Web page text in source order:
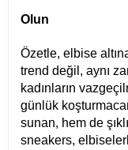
Olun
Özetle, elbise
trend değil, aynı
kadınların
günlük
sunan, hem de
sneakers,